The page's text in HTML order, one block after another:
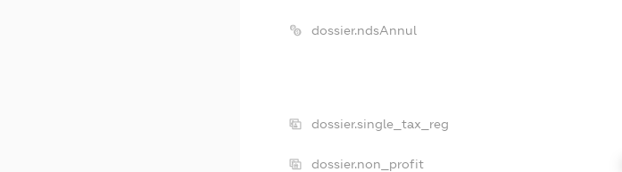
dossier.ndsAnnul
dossier.single_tax_reg
dossier.non_profit